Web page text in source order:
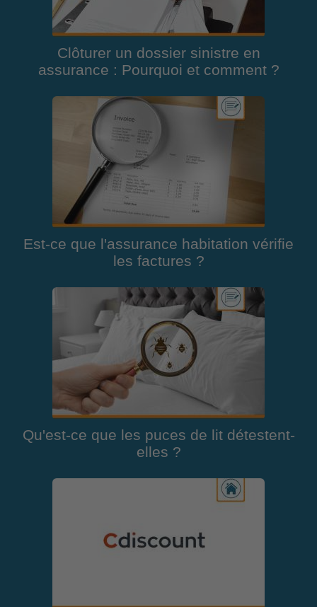
Clôturer un dossier sinistre en
assurance : Pourquoi et comment ?
Est-ce que l'assurance habitation vérifie
les factures ?
Qu'est-ce que les puces de lit détestent-
elles ?